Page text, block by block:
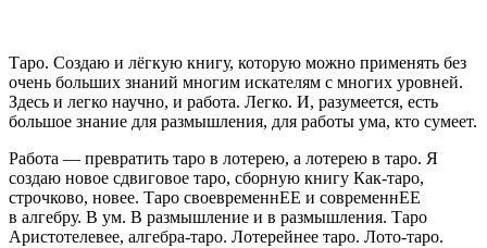
Таро. Создаю и лёгкую книгу, которую можно применять без
очень больших знаний многим искателям с многих уровней.
Здесь и легко научно, и работа. Легко. И, разумеется, есть
большое знание для размышления, для работы ума, кто сумеет.
Работа — превратить таро в лотерею, а лотерею в таро. Я
создаю новое сдвиговое таро, сборную книгу Как-таро,
строчково, новее. Таро своевременнЕЕ и современнЕЕ
в алгебру. В ум. В размышление и в размышления. Таро
Аристотелевее, алгебра-таро. Лотерейнее таро. Лото-таро.